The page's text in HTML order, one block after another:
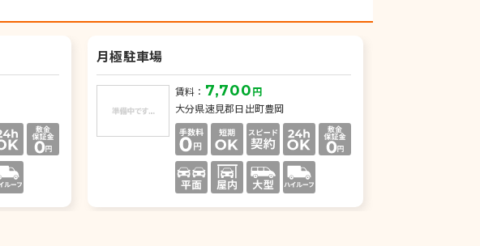
月極駐車場
賃料： 7,700円
大分県速見郡日出町豊岡